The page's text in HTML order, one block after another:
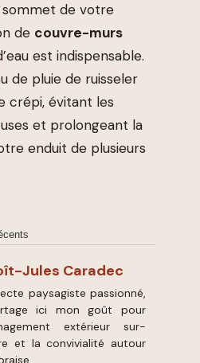
sommet de votre
de couvre-murs
est indispensable.
de pluie de ruisseler
crépi, évitant les
et prolongeant la
enduit de plusieurs
Jules Caradec
paysagiste passionné,
ici mon goût pour
extérieur sur-
et la convivialité autour